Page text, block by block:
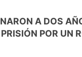
A DOS
POR UN